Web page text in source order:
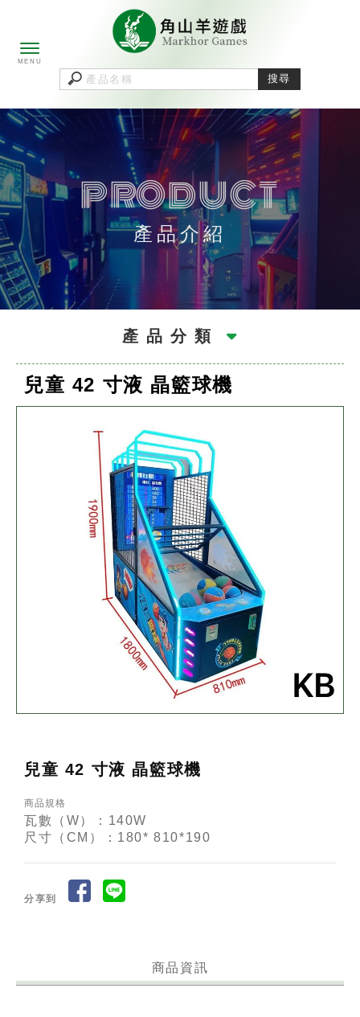
產品介紹
產品分類
兒童 42 寸液 晶籃球機
兒童 42 寸液 晶籃球機
商品規格
瓦數（W）：140W
尺寸（CM）：180* 810*190
分享到
商品資訊